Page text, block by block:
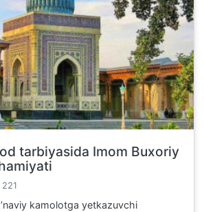
tarbiyasida Imom Buxoriy
221
kamolotga yetkazuvchi